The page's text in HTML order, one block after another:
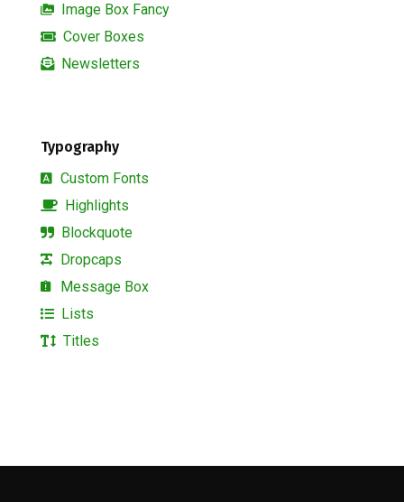
Image Box Fancy
Cover Boxes
Newsletters
Typography
Custom Fonts
Highlights
Blockquote
Dropcaps
Message Box
Lists
Titles